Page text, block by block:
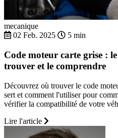
mecanique
02 Feb. 2025
5 min
Code moteur carte grise :
trouver et le comprendre
Découvrez où trouver le code
sert et comment l'utiliser pour
vérifier la compatibilité de votre
Lire l'article